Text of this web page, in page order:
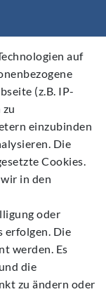
auf
(z.B. IP-
einzubinden
Die
Cookies.
in den
oder
erfolgen. Die
werden. Es
die
zu ändern oder